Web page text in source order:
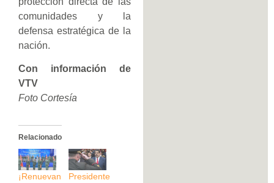
comunidades y la
defensa estratégica de la
nación.
Con información de
VTV
Foto Cortesía
Relacionado
¡Renuevan
Presidente